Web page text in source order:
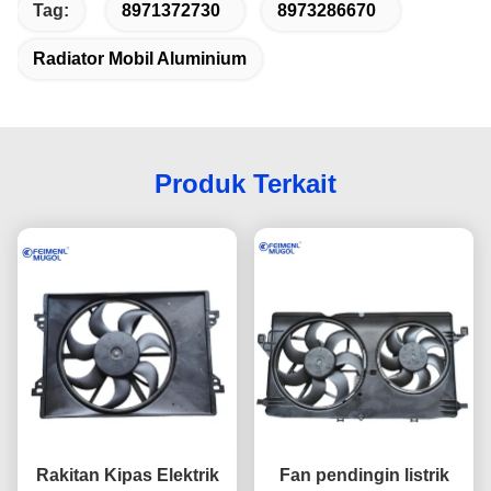
Tag: 8971372730 8973286670
Radiator Mobil Aluminium
Produk Terkait
Rakitan Kipas Elektrik Fan pendingin listrik